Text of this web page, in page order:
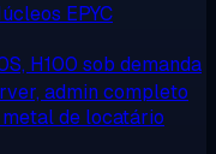
EPYC
H100 sob demanda
admin completo
de locatário